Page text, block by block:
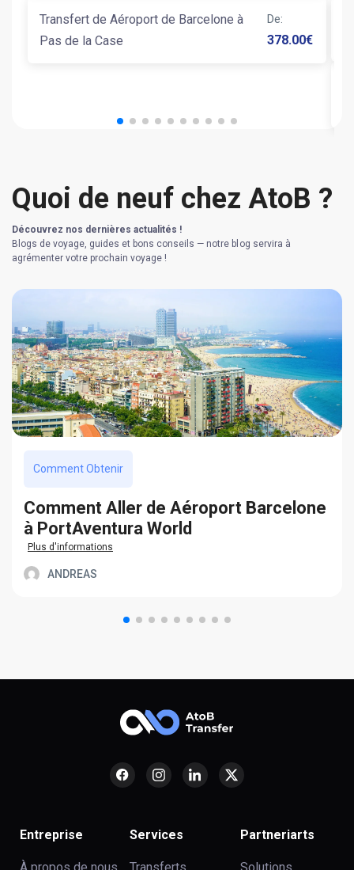
Transfert de Aéroport de Barcelone à
Pas de la Case
De:
378.00€
Quoi de neuf chez AtoB ?
Découvrez nos dernières actualités !
Blogs de voyage, guides et bons conseils — notre blog servira à
agrémenter votre prochain voyage !
Comment Obtenir
Сomment Aller de Aéroport Barcelone
à PortAventura World
Plus d'informations
ANDREAS
Entreprise Services Partneriarts